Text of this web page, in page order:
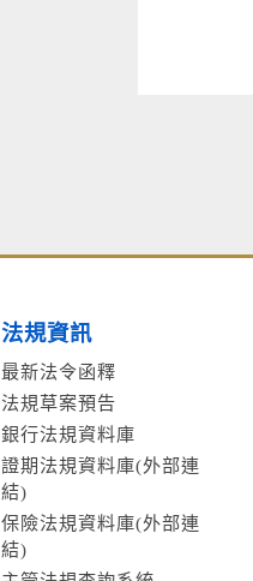
法規資訊
最新法令函釋
法規草案預告
銀行法規資料庫
證期法規資料庫(外部連
結)
保險法規資料庫(外部連
結)